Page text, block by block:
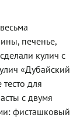
печенье,
кулич с
«Дубайский
для
с двумя
фисташковый